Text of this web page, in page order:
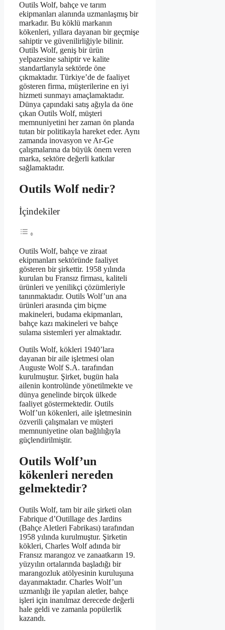
Outils Wolf, bahçe ve tarım
ekipmanları alanında uzmanlaşmış bir
markadır. Bu köklü markanın
kökenleri, yıllara dayanan bir geçmişe
sahiptir ve güvenilirliğiyle bilinir.
Outils Wolf, geniş bir ürün
yelpazesine sahiptir ve kalite
standartlarıyla sektörde öne
çıkmaktadır. Türkiye’de de faaliyet
gösteren firma, müşterilerine en iyi
hizmeti sunmayı amaçlamaktadır.
Dünya çapındaki satış ağıyla da öne
çıkan Outils Wolf, müşteri
memnuniyetini her zaman ön planda
tutan bir politikayla hareket eder. Aynı
zamanda inovasyon ve Ar-Ge
çalışmalarına da büyük önem veren
marka, sektöre değerli katkılar
sağlamaktadır.
Outils Wolf nedir?
İçindekiler
Outils Wolf, bahçe ve ziraat
ekipmanları sektöründe faaliyet
gösteren bir şirkettir. 1958 yılında
kurulan bu Fransız firması, kaliteli
ürünleri ve yenilikçi çözümleriyle
tanınmaktadır. Outils Wolf’un ana
ürünleri arasında çim biçme
makineleri, budama ekipmanları,
bahçe kazı makineleri ve bahçe
sulama sistemleri yer almaktadır.
Outils Wolf, kökleri 1940’lara
dayanan bir aile işletmesi olan
Auguste Wolf S.A. tarafından
kurulmuştur. Şirket, bugün hala
ailenin kontrolünde yönetilmekte ve
dünya genelinde birçok ülkede
faaliyet göstermektedir. Outils
Wolf’un kökenleri, aile işletmesinin
özverili çalışmaları ve müşteri
memnuniyetine olan bağlılığıyla
güçlendirilmiştir.
Outils Wolf’un
kökenleri nereden
gelmektedir?
Outils Wolf, tam bir aile şirketi olan
Fabrique d’Outillage des Jardins
(Bahçe Aletleri Fabrikası) tarafından
1958 yılında kurulmuştur. Şirketin
kökleri, Charles Wolf adında bir
Fransız marangoz ve zanaatkarın 19.
yüzyılın ortalarında başladığı bir
marangozluk atölyesinin kuruluşuna
dayanmaktadır. Charles Wolf’un
uzmanlığı ile yapılan aletler, bahçe
işleri için inanılmaz derecede değerli
hale geldi ve zamanla popülerlik
kazandı.